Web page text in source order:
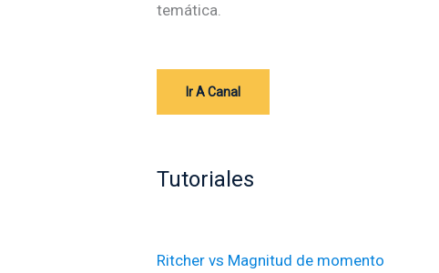
temática.
Ir A Canal
Tutoriales
Ritcher vs Magnitud de momento